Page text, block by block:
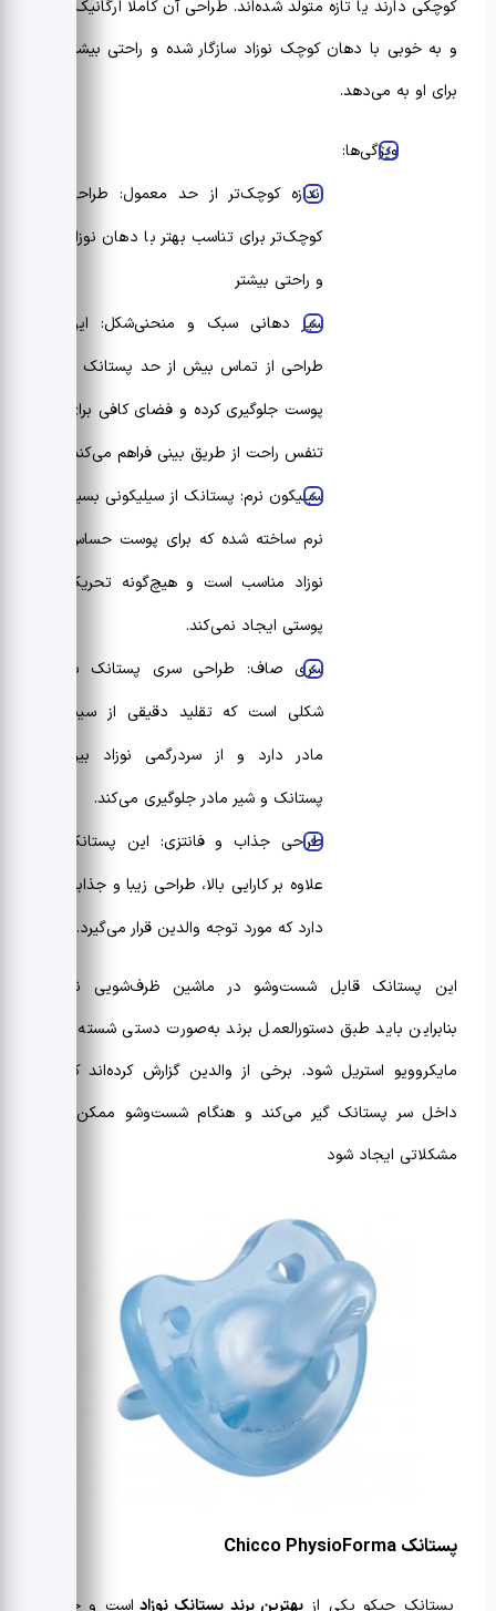
کوچکی دارند یا تازه متولد شده‌اند. طراحی آن کاملا ارگانیک است
و به خوبی با دهان کوچک نوزاد سازگار شده و راحتی بیشتری را
برای او به می‌دهد.
ویژگی‌ها:
اندازه کوچک‌تر از حد معمول: طراحی
کوچک‌تر برای تناسب بهتر با دهان نوزاد
و راحتی بیشتر
سپر دهانی سبک و منحنی‌شکل: این
طراحی از تماس بیش از حد پستانک با
پوست جلوگیری کرده و فضای کافی برای
تنفس راحت از طریق بینی فراهم می‌کند.
سیلیکون نرم: پستانک از سیلیکونی بسیار
نرم ساخته شده که برای پوست حساس
نوزاد مناسب است و هیچ‌گونه تحریک
پوستی ایجاد نمی‌کند.
سری صاف: طراحی سری پستانک به
شکلی است که تقلید دقیقی از سینه
مادر دارد و از سردرگمی نوزاد بین
پستانک و شیر مادر جلوگیری می‌کند.
طراحی جذاب و فانتزی: این پستانک
علاوه بر کارایی بالا، طراحی زیبا و جذابی
دارد که مورد توجه والدین قرار می‌گیرد.
این پستانک قابل شست‌وشو در ماشین ظرف‌شویی نیست،
بنابراین باید طبق دستورالعمل برند به‌صورت دستی شسته یا در
مایکروویو استریل شود. برخی از والدین گزارش کرده‌اند که آب
داخل سر پستانک گیر می‌کند و هنگام شست‌وشو ممکن است
مشکلاتی ایجاد شود
پستانک Chicco PhysioForma